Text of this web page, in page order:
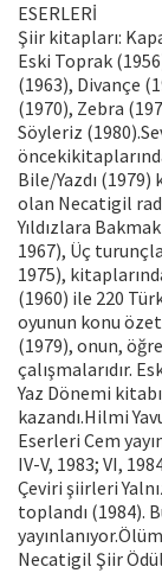
ESERLERİ
Şiir kitapları:
Eski Toprak
(1963), Divançe
(1970), Zebra
Söyleriz
Bile/Yazdı
olan Necatigil
Yıldızlara
1967), Üç
1975),
(1960) ile 220
oyunun konu
(1979), onun,
çalışmalarıdır.
Yaz Dönemi
kazandı.Hilmi
Eserleri Cem
IV-V, 1983; VI,
Çeviri şiirleri
toplandı (1984).
Necatigil Şiir